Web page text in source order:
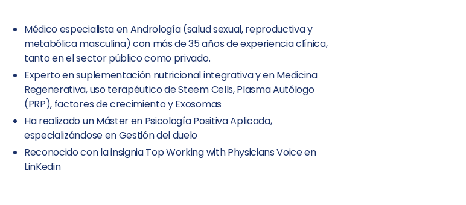
Médico especialista en Andrología (salud sexual, reproductiva y
metabólica masculina) con más de 35 años de experiencia clínica,
tanto en el sector público como privado.
Experto en suplementación nutricional integrativa y en Medicina
Regenerativa, uso terapéutico de Steem Cells, Plasma Autólogo
(PRP), factores de crecimiento y Exosomas
Ha realizado un Máster en Psicología Positiva Aplicada,
especializándose en Gestión del duelo
Reconocido con la insignia Top Working with Physicians Voice en
LinKedin